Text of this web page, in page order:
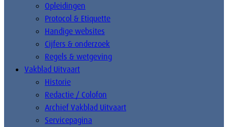
Opleidingen
Protocol & Etiquette
Handige websites
Cijfers & onderzoek
Regels & wetgeving
Vakblad Uitvaart
Historie
Redactie / Colofon
Archief Vakblad Uitvaart
Servicepagina